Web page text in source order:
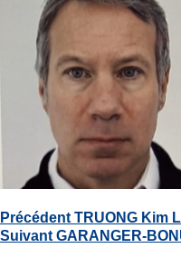
Navigation
de
l’article
Précédent Article
précédent
TRUONG Kim
Suivant Article
GARANGER-